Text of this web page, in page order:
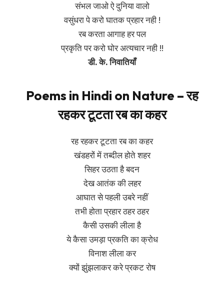
संभल जाओ ऐ दुनिया वालो
वसुंधरा पे करो घातक प्रहार नही !
रब करता आगाह हर पल
प्रकृति पर करो घोर अत्यचार नही !!
डी. के. निवातियाँ
Poems in Hindi on Nature – रह
रहकर टूटता रब का कहर
रह रहकर टूटता रब का कहर
खंडहरों में तब्दील होते शहर
सिहर उठता है बदन
देख आतंक की लहर
आघात से पहली उबरे नहीं
तभी होता प्रहार ठहर ठहर
कैसी उसकी लीला है
ये कैसा उमड़ा प्रकति का क्रोध
विनाश लीला कर
क्यों झुंझलाकर करे प्रकट रोष